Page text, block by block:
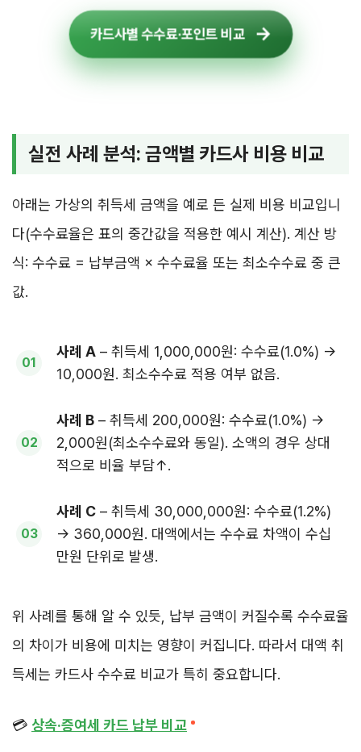
카드사별 수수료·포인트 비교
실전 사례 분석: 금액별 카드사 비용 비교
아래는 가상의 취득세 금액을 예로 든 실제 비용 비교입니
다(수수료율은 표의 중간값을 적용한 예시 계산). 계산 방
식: 수수료 = 납부금액 × 수수료율 또는 최소수수료 중 큰
값.
사례 A – 취득세 1,000,000원: 수수료(1.0%) →
10,000원. 최소수수료 적용 여부 없음.
사례 B – 취득세 200,000원: 수수료(1.0%) →
2,000원(최소수수료와 동일). 소액의 경우 상대
적으로 비율 부담↑.
사례 C – 취득세 30,000,000원: 수수료(1.2%)
→ 360,000원. 대액에서는 수수료 차액이 수십
만원 단위로 발생.
위 사례를 통해 알 수 있듯, 납부 금액이 커질수록 수수료율
의 차이가 비용에 미치는 영향이 커집니다. 따라서 대액 취
득세는 카드사 수수료 비교가 특히 중요합니다.
💳 상속·증여세 카드 납부 비교